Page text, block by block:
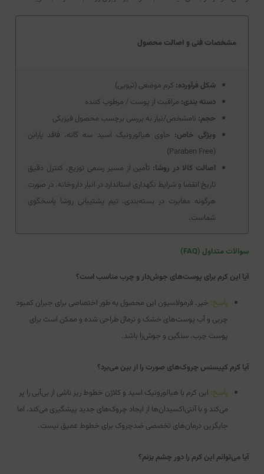
مشخصات فنی و اصالت محصول
شکل فرآورده: کرم موضعی (تیوپی)
دسته بندی: مراقبت از پوست / مرطوب کننده
حجم: نامشخص/نیاز به بررسی برچسب محصول فیزیکی
ویژگی خاص: حاوی هیالورونیک اسید سه گانه، فاقد پارابن
(Paraben Free)
اصالت کالا در روشا: تأمین از مسیر رسمی توزیع، کنترل دقیق
تاریخ انقضا و شرایط نگهداری استاندارد در انبار داروخانه. در صورت
هرگونه مغایرت در بسته‌بندی، تیم پشتیبانی روشا پاسخگوی
شماست.
سوالات متداول (FAQ)
آیا این کرم برای پوست‌های جوش‌دار و چرب مناسب است؟
پاسخ: خیر. فرمولاسیون این محصول به طور اختصاصی برای جبران کمبود
چربی و آب پوست‌های خشک و نرمال طراحی شده و ممکن است برای
پوست چرب، سنگین و جوش‌زا باشد.
آیا کرم کپیسنس چروک‌های صورت را از بین می‌برد؟
پاسخ: این کرم با هیالورونیک اسید و کلاژن خطوط ریز ناشی از بی‌آبی را پر
می‌کند و با آنتی‌اکسیدان‌ها از ایجاد چروک‌های جدید پیشگیری می‌کند، اما
جایگزین درمان‌های تخصصی ضدچروک برای خطوط عمیق نیست.
آیا می‌توانم این کرم را دور چشم بزنم؟